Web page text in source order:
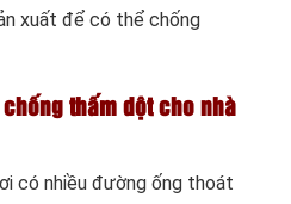
xuất để có thể chống
thấm dột cho nhà
có nhiều đường ống thoát